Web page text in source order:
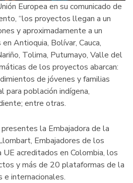
Europea en su comunicado de
“los proyectos llegan a un
y aproximadamente a un
Antioquia, Bolívar, Cauca,
Tolima, Putumayo, Valle del
de los proyectos abarcan:
de jóvenes y familias
población indígena,
entre otras.
la Embajadora de la
Embajadores de los
acreditados en Colombia, los
y más de 20 plataformas de la
e internacionales.